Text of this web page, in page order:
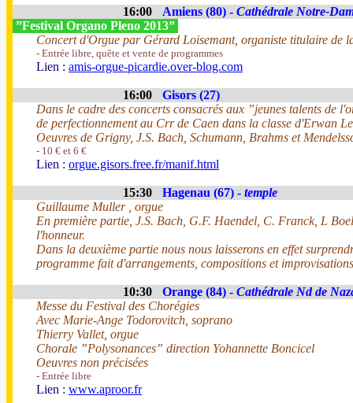
16:00 Amiens (80) - Cathédrale Notre-
”Festival Organo Pleno 2013”
Concert d'Orgue par Gérard Loisemant, organiste titulaire de
- Entrée libre, quête et vente de programmes
Lien : amis-orgue-picardie.over-blog.com
16:00
Gisors (27)
Dans le cadre des concerts consacrés aux ”jeunes talents de
de perfectionnement au Crr de Caen dans la classe d'Erwan
Oeuvres de Grigny, J.S. Bach, Schumann, Brahms et
- 10 € et 6 €
Lien : orgue.gisors.free.fr/manif.html
15:30 Hagenau (67) - temple
Guillaume Muller , orgue
En première partie, J.S. Bach, G.F. Haendel, C. Franck, L
l'honneur.
Dans la deuxième partie nous nous laisserons en effet
programme fait d'arrangements, compositions et
10:30 Orange (84) - Cathédrale Nd de
Messe du Festival des Chorégies
Avec Marie-Ange Todorovitch, soprano
Thierry Vallet, orgue
Chorale ”Polysonances” direction Yohannette Boncicel
Oeuvres non précisées
- Entrée libre
Lien : www.aproor.fr